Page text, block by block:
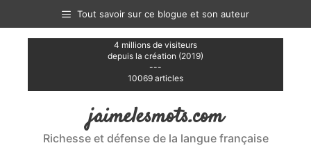
contenu
Tout savoir sur ce blogue et son auteur
4 millions de visiteurs
depuis la création (2019)
---
10069 articles
jaimelesmots.com
Richesse et défense de la langue française